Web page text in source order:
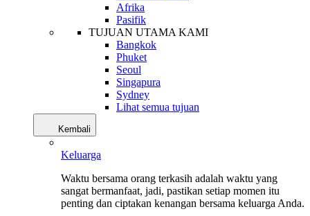
Afrika
Pasifik
TUJUAN UTAMA KAMI
Bangkok
Phuket
Seoul
Singapura
Sydney
Lihat semua tujuan
Kembali
Keluarga
Waktu bersama orang terkasih adalah waktu yang
sangat bermanfaat, jadi, pastikan setiap momen itu
penting dan ciptakan kenangan bersama keluarga Anda.